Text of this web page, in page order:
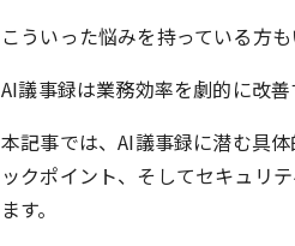
こういった悩みを持っている方
AI議事録は業務効率を劇的に改
本記事では、AI議事録に潜む具
ックポイント、そしてセキュリ
ます。